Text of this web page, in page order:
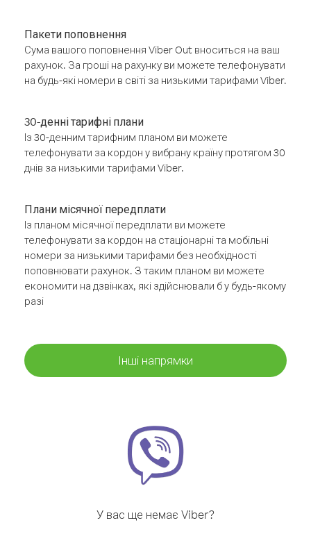
Пакети поповнення
Сума вашого поповнення Viber Out вноситься на ваш
рахунок. За гроші на рахунку ви можете телефонувати
на будь-які номери в світі за низькими тарифами Viber.
30-денні тарифні плани
Із 30-денним тарифним планом ви можете
телефонувати за кордон у вибрану країну протягом 30
днів за низькими тарифами Viber.
Плани місячної передплати
Із планом місячної передплати ви можете
телефонувати за кордон на стаціонарні та мобільні
номери за низькими тарифами без необхідності
поповнювати рахунок. З таким планом ви можете
економити на дзвінках, які здійснювали б у будь-якому
разі
Інші напрямки
У вас ще немає Viber?